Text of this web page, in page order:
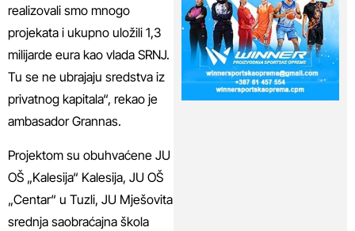
realizovali smo mnogo
projekata i ukupno uložili 1,3
milijarde eura kao vlada SRNJ.
Tu se ne ubrajaju sredstva iz
privatnog kapitala“, rekao je
ambasador Grannas.
Projektom su obuhvaćene JU
OŠ „Kalesija“ Kalesija, JU OŠ
„Centar“ u Tuzli, JU Mješovita
srednja saobraćajna škola